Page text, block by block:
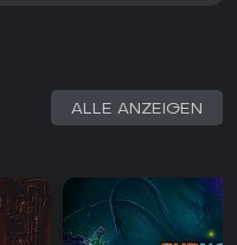
ALLE ANZEIGEN